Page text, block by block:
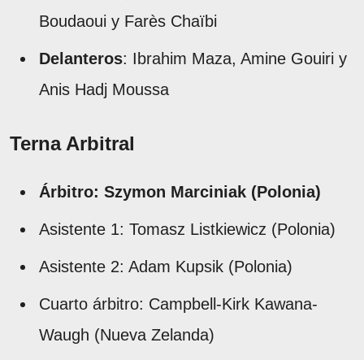
Boudaoui y Farès Chaïbi
Delanteros: Ibrahim Maza, Amine Gouiri y
Anis Hadj Moussa
Terna Arbitral
Árbitro: Szymon Marciniak (Polonia)
Asistente 1: Tomasz Listkiewicz (Polonia)
Asistente 2: Adam Kupsik (Polonia)
Cuarto árbitro: Campbell-Kirk Kawana-
Waugh (Nueva Zelanda)